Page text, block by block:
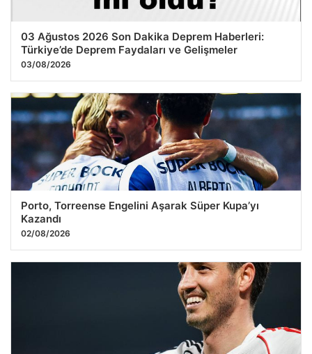
03 Ağustos 2026 Son Dakika Deprem Haberleri:
Türkiye’de Deprem Faydaları ve Gelişmeler
03/08/2026
Porto, Torreense Engelini Aşarak Süper Kupa’yı
Kazandı
02/08/2026